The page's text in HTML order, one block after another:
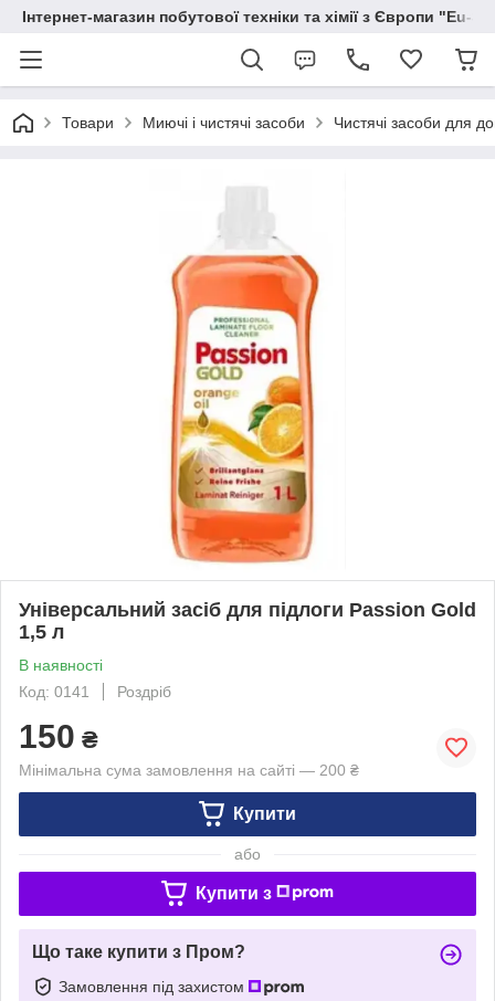
Інтернет-магазин побутової техніки та хімії з Європи "Eu-
Товари Миючі і чистячі засоби Чистячі засоби для
Універсальний засіб для підлоги Passion Gold
1,5 л
В наявності
Код: 0141
Роздріб
150 ₴
Мінімальна сума замовлення на сайті — 200 ₴
Купити
або
Купити з
Що таке купити з Пром?
Замовлення під захистом